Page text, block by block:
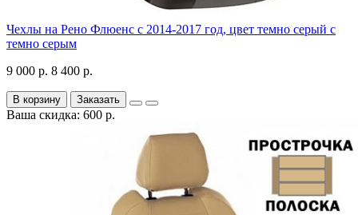
Чехлы на Рено Флюенс с 2014-2017 год, цвет темно серый с
темно серым
9 000 р. 8 400 р.
В корзину Заказать
Ваша скидка: 600 р.